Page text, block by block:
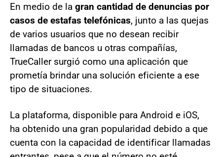
En medio de la gran cantidad de denuncias por
casos de estafas telefónicas, junto a las quejas
de varios usuarios que no desean recibir
llamadas de bancos u otras compañías,
TrueCaller surgió como una aplicación que
prometía brindar una solución eficiente a ese
tipo de situaciones.
La plataforma, disponible para Android e iOS,
ha obtenido una gran popularidad debido a que
cuenta con la capacidad de identificar llamadas